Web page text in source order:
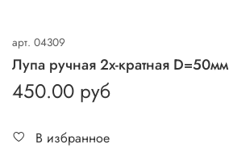
арт. 04309
Лупа ручная 2х-кратная D=50мм
450.00 руб
В избранное